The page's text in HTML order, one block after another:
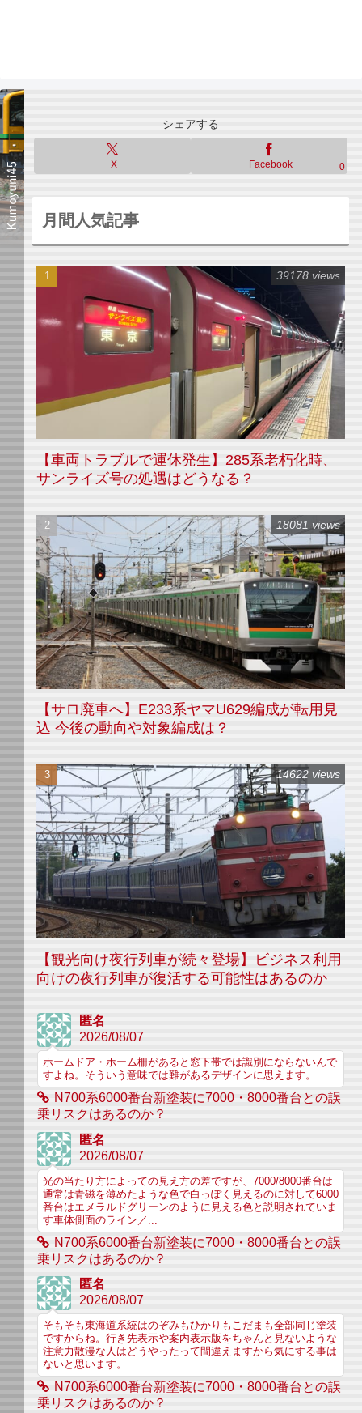
シェアする
X Facebook 0
月間人気記事
【車両トラブルで運休発生】285系老朽化時、
サンライズ号の処遇はどうなる？
39178 views
【サロ廃車へ】E233系ヤマU629編成が転用見
込 今後の動向や対象編成は？
18081 views
【観光向け夜行列車が続々登場】ビジネス利用
向けの夜行列車が復活する可能性はあるのか
14622 views
匿名
2026/08/07
ホームドア・ホーム柵があると窓下帯では識別にならないんで
すよね。そういう意味では難があるデザインに思えます。
N700系6000番台新塗装に7000・8000番台との誤
乗リスクはあるのか？
匿名
2026/08/07
光の当たり方によっての見え方の差ですが、7000/8000番台は
通常は青磁を薄めたような色で白っぽく見えるのに対して6000
番台はエメラルドグリーンのように見える色と説明されていま
す車体側面のライン／...
N700系6000番台新塗装に7000・8000番台との誤
乗リスクはあるのか？
匿名
2026/08/07
そもそも東海道系統はのぞみもひかりもこだまも全部同じ塗装
ですからね。行き先表示や案内表示版をちゃんと見ないような
注意力散漫な人はどうやったって間違えますから気にする事は
ないと思います。
N700系6000番台新塗装に7000・8000番台との誤
乗リスクはあるのか？